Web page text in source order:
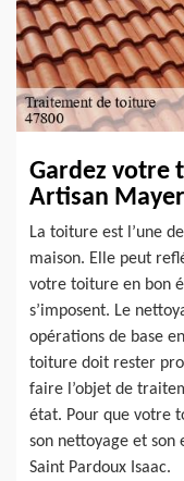
Gardez votre
Artisan
La toiture est l’une
maison. Elle peut
votre toiture en bon
s’imposent. Le
opérations de base
toiture doit rester
faire l’objet de
état. Pour que votre
son nettoyage et
Saint Pardoux Isaac.